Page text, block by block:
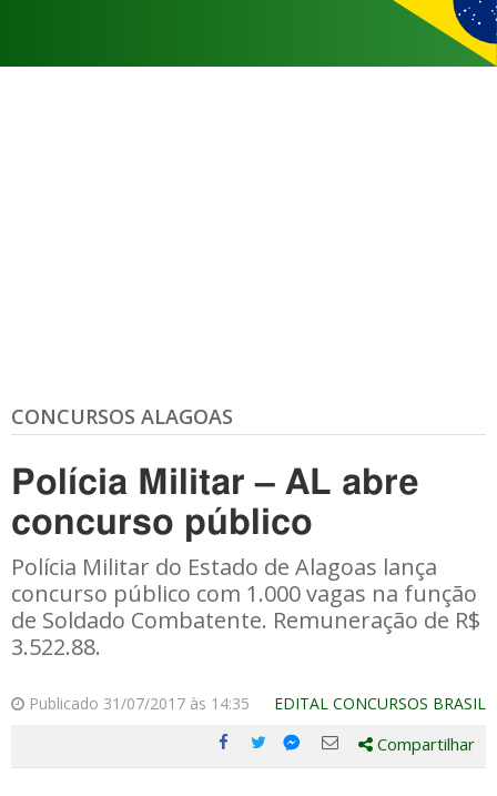
CONCURSOS ALAGOAS
Polícia Militar – AL abre
concurso público
Polícia Militar do Estado de Alagoas lança
concurso público com 1.000 vagas na função
de Soldado Combatente. Remuneração de R$
3.522.88.
Publicado 31/07/2017 às 14:35 EDITAL CONCURSOS BRASIL
Compartilhe
Compartilhe
Compartilhe
Compartilhe
Compartilhar